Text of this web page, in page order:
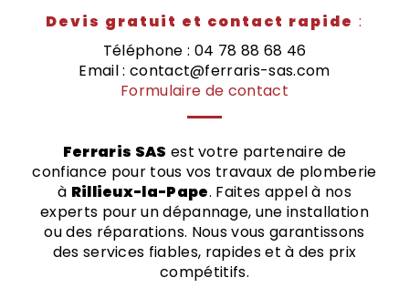
Devis gratuit et contact rapide :
Téléphone : 04 78 88 68 46
Email : contact@ferraris-sas.com
Formulaire de contact
Ferraris SAS est votre partenaire de
confiance pour tous vos travaux de plomberie
à Rillieux-la-Pape. Faites appel à nos
experts pour un dépannage, une installation
ou des réparations. Nous vous garantissons
des services fiables, rapides et à des prix
compétitifs.